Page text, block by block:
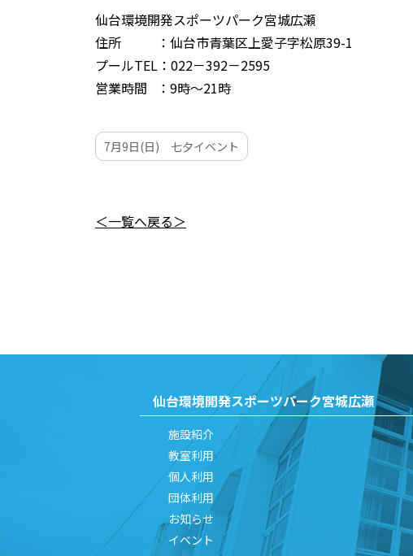
仙台環境開発スポーツパーク宮城広瀬
住所 ：仙台市青葉区上愛子字松原39-1
プールTEL：022－392－2595
営業時間 ：9時～21時
7月9日(日) 七夕イベント
＜一覧へ戻る＞
仙台環境開発スポーツパーク宮城広瀬
施設紹介
教室利用
個人利用
団体利用
お知らせ
イベント